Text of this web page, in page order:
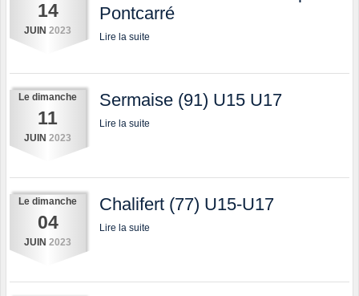
14
JUIN 2023
Pontcarré
Lire la suite
Le dimanche
11
JUIN 2023
Sermaise (91) U15 U17
Lire la suite
Le dimanche
04
JUIN 2023
Chalifert (77) U15-U17
Lire la suite